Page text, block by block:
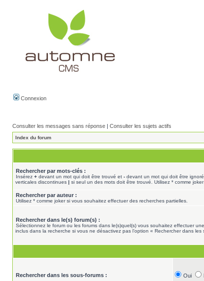
Connexion
Consulter les messages sans réponse | Consulter les sujets actifs
Index du forum
Rechercher par mots-clés :
Insérez + devant un mot qui doit être trouvé et - devant un mot qui doit être
verticales discontinues | si seul un des mots doit être trouvé. Utilisez * comme
Rechercher par auteur :
Utilisez * comme joker si vous souhaitez effectuer des recherches partielles.
Rechercher dans le(s) forum(s) :
Sélectionnez le forum ou les forums dans le(s)quel(s) vous souhaitez effectuer
inclus dans la recherche si vous ne désactivez pas l’option « Rechercher dans les
Rechercher dans les sous-forums : Oui